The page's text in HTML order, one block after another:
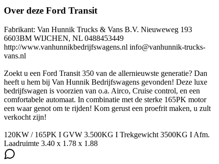
Over deze Ford Transit
Fabrikant: Van Hunnik Trucks & Vans B.V. Nieuweweg 193
6603BM WIJCHEN, NL 0488453449
http://www.vanhunnikbedrijfswagens.nl info@vanhunnik-trucks-
vans.nl
Zoekt u een Ford Transit 350 van de allernieuwste generatie? Dan
heeft u hem bij Van Hunnik Bedrijfswagens gevonden! Deze luxe
bedrijfswagen is voorzien van o.a. Airco, Cruise control, en een
comfortabele automaat. In combinatie met de sterke 165PK motor
een waar genot om te rijden! Kom gerust een proefrit maken, u zult
verkocht zijn!
120KW / 165PK I GVW 3.500KG I Trekgewicht 3500KG I Afm.
Laadruimte 3.40 x 1.78 x 1.88